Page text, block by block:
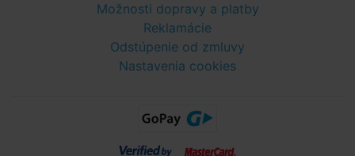
Možnosti dopravy a platby
Reklamácie
Odstúpenie od zmluvy
Nastavenia cookies